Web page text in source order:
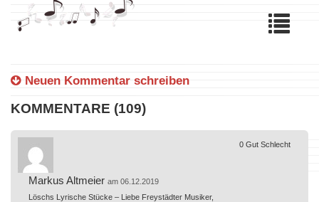
Neuen Kommentar schreiben
KOMMENTARE (109)
Markus Altmeier am 06.12.2019
Löschs Lyrische Stücke – Liebe Freystädter Musiker,
0 Gut Schlecht